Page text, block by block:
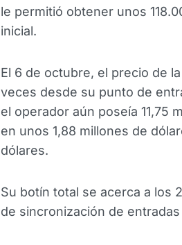
le permitió obtener unos
inicial.
El 6 de octubre, el precio de
veces desde su punto de
el operador aún poseía 11,75
en unos 1,88 millones de
dólares.
Su botín total se acerca a los
de sincronización de